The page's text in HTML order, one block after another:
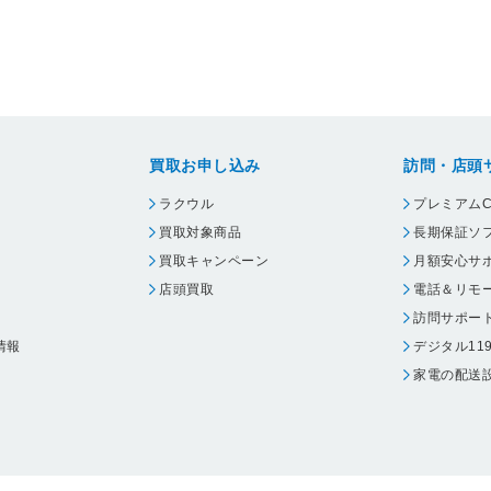
報
買取お申し込み
ラクウル
買取対象商品
買取キャンペーン
店頭買取
訪問・店頭
プレミアム
長期保証ソ
月額安心サ
電話＆リモ
訪問サポー
デジタル
家電の配送